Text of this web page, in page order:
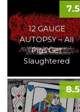
12 GAUGE
AUTOPSY – All
Pigs Get
Slaughtered
7.5
8.5